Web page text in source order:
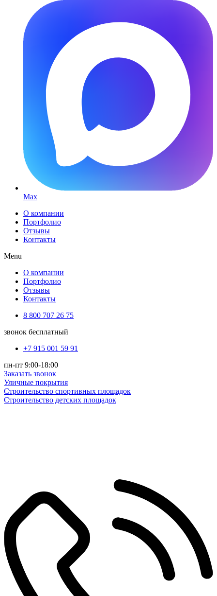
Max
О компании
Портфолио
Отзывы
Контакты
Menu
О компании
Портфолио
Отзывы
Контакты
8 800 707 26 75
звонок бесплатный
+7 915 001 59 91
пн-пт 9:00-18:00
Заказать звонок
Уличные покрытия
Строительство спортивных площадок
Строительство детских площадок